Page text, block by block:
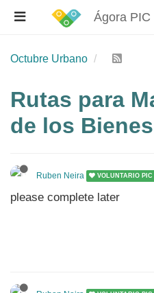
Ágora PIC
Octubre Urbano
Rutas para
de los
Ruben Neira VOLUNTARIO PIC
please complete later